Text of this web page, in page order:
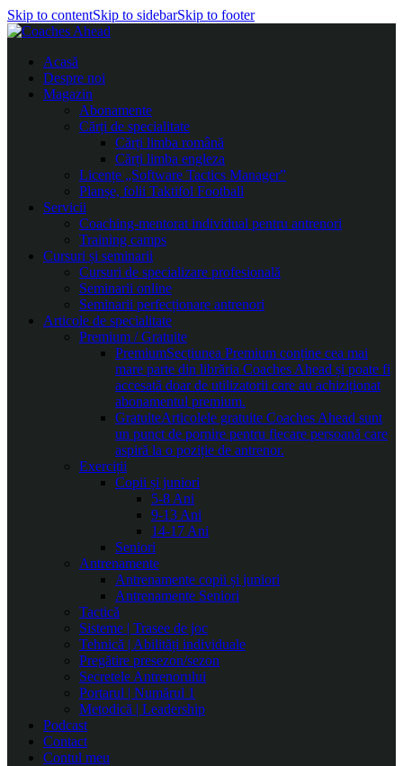
Skip to contentSkip to sidebarSkip to footer
Acasă
Despre noi
Magazin
Abonamente
Cărți de specialitate
Cărți limba română
Cărți limba engleza
Licențe „Software Tactics Manager”
Planșe, folii Taktifol Football
Servicii
Coaching-mentorat individual pentru antrenori
Training camps
Cursuri și seminarii
Cursuri de specializare profesională
Seminarii online
Seminarii perfecționare antrenori
Articole de specialitate
Premium / Gratuite
PremiumSecțiunea Premium conține cea mai
mare parte din librăria Coaches Ahead și poate fi
accesată doar de utilizatorii care au achiziționat
abonamentul premium.
GratuiteArticolele gratuite Coaches Ahead sunt
un punct de pornire pentru fiecare persoană care
aspiră la o poziție de antrenor.
Exerciții
Copii și juniori
5-8 Ani
9-13 Ani
14-17 Ani
Seniori
Antrenamente
Antrenamente copii și juniori
Antrenamente Seniori
Tactică
Sisteme | Trasee de joc
Tehnică | Abilități individuale
Pregătire presezon/sezon
Secretele Antrenorului
Portarul | Numărul 1
Metodică | Leadership
Podcast
Contact
Contul meu